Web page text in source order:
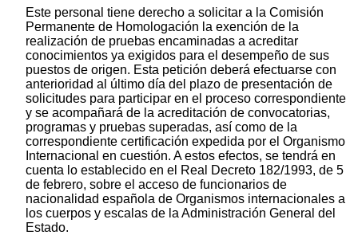
Este personal tiene derecho a solicitar a la Comisión
Permanente de Homologación la exención de la
realización de pruebas encaminadas a acreditar
conocimientos ya exigidos para el desempeño de sus
puestos de origen. Esta petición deberá efectuarse con
anterioridad al último día del plazo de presentación de
solicitudes para participar en el proceso correspondiente
y se acompañará de la acreditación de convocatorias,
programas y pruebas superadas, así como de la
correspondiente certificación expedida por el Organismo
Internacional en cuestión. A estos efectos, se tendrá en
cuenta lo establecido en el Real Decreto 182/1993, de 5
de febrero, sobre el acceso de funcionarios de
nacionalidad española de Organismos internacionales a
los cuerpos y escalas de la Administración General del
Estado.